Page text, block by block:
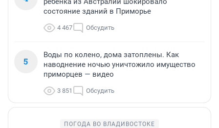
состояние зданий в Приморье
4 467 Обсудить
5
Воды по колено, дома затоплены. Как
наводнение ночью уничтожило имущество
приморцев — видео
3 851 Обсудить
ПОГОДА ВО ВЛАДИВОСТОКЕ